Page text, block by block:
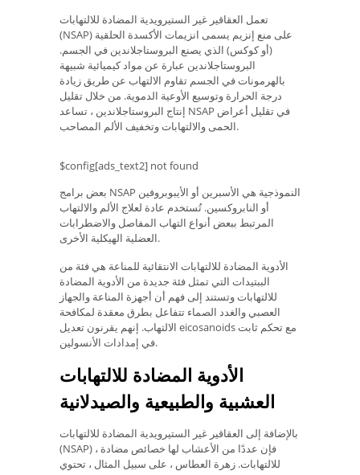
تعمل العقاقير غير الستيرويدية المضادة للالتهابات
(NSAP) على منع إنزيم يسمى انزيمات الأكسدة الحلقية
(أو كوكس) الذي يصنع البروستاجلاندين في الجسم.
البروستاجلاندين عبارة عن مواد كيميائية شبيهة
بالهرمونات في الجسم تقاوم الالتهاب عن طريق زيادة
درجة الحرارة وتوسيع الأوعية الدموية. من خلال تقليل
إنتاج البروستاجلاندين ، تساعد NSAP في تقليل أعراض
الحمى والالتهابات وتخفيف الألم المصاحب.
$config[ads_text2] not found
بعض برامج NSAP النموذجية هي الأسبرين أو الأيبوبروفين
أو النابروكسين. تُستخدم عادة لعلاج الألم والالتهاب
المرتبط ببعض أنواع التهاب المفاصل والاضطرابات
العضلية الهيكلية الأخرى.
الأدوية المضادة للالتهابات الانتقائية للمناعة هي فئة من
الببتيدات التي تمثل فئة جديدة من الأدوية المضادة
للالتهابات وتستند إلى فهم أن أجهزة المناعة والجهاز
العصبي والغدد الصماء تتفاعل بطرق معقدة لمكافحة
الالتهاب. إنهم يقرنون تعديل eicosanoids مع تحكم ثابت
في إمدادات الأنسولين.
الأدوية المضادة للالتهابات
العشبية والطبيعية والصيدلانية
بالإضافة إلى العقاقير غير الستيرويدية المضادة للالتهابات
(NSAP) ، فإن عددًا من الأعشاب لها خصائص مضادة
للالتهابات. زهرة العطاس ، على سبيل المثال ، تحتوي